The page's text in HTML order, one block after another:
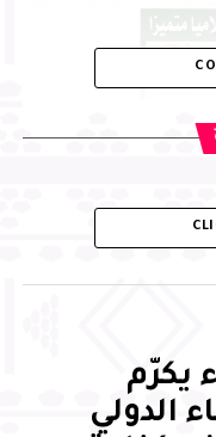
يكرّم
الدولي